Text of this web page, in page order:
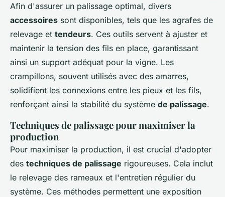
Afin d'assurer un palissage optimal, divers
accessoires sont disponibles, tels que les agrafes de
relevage et tendeurs. Ces outils servent à ajuster et
maintenir la tension des fils en place, garantissant
ainsi un support adéquat pour la vigne. Les
crampillons, souvent utilisés avec des amarres,
solidifient les connexions entre les pieux et les fils,
renforçant ainsi la stabilité du système de palissage.
Techniques de palissage pour maximiser la
production
Pour maximiser la production, il est crucial d'adopter
des techniques de palissage rigoureuses. Cela inclut
le relevage des rameaux et l'entretien régulier du
système. Ces méthodes permettent une exposition